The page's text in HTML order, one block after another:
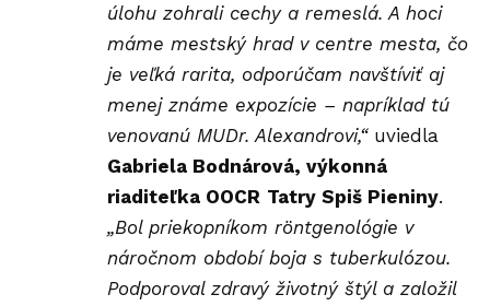
úlohu zohrali cechy a remeslá. A hoci
máme mestský hrad v centre mesta, čo
je veľká rarita, odporúčam navštíviť aj
menej známe expozície – napríklad tú
venovanú MUDr. Alexandrovi,“uviedla
Gabriela Bodnárová, výkonná
riaditeľka OOCR Tatry Spiš Pieniny.
„Bol priekopníkom röntgenológie v
náročnom období boja s tuberkulózou.
Podporoval zdravý životný štýl a založil